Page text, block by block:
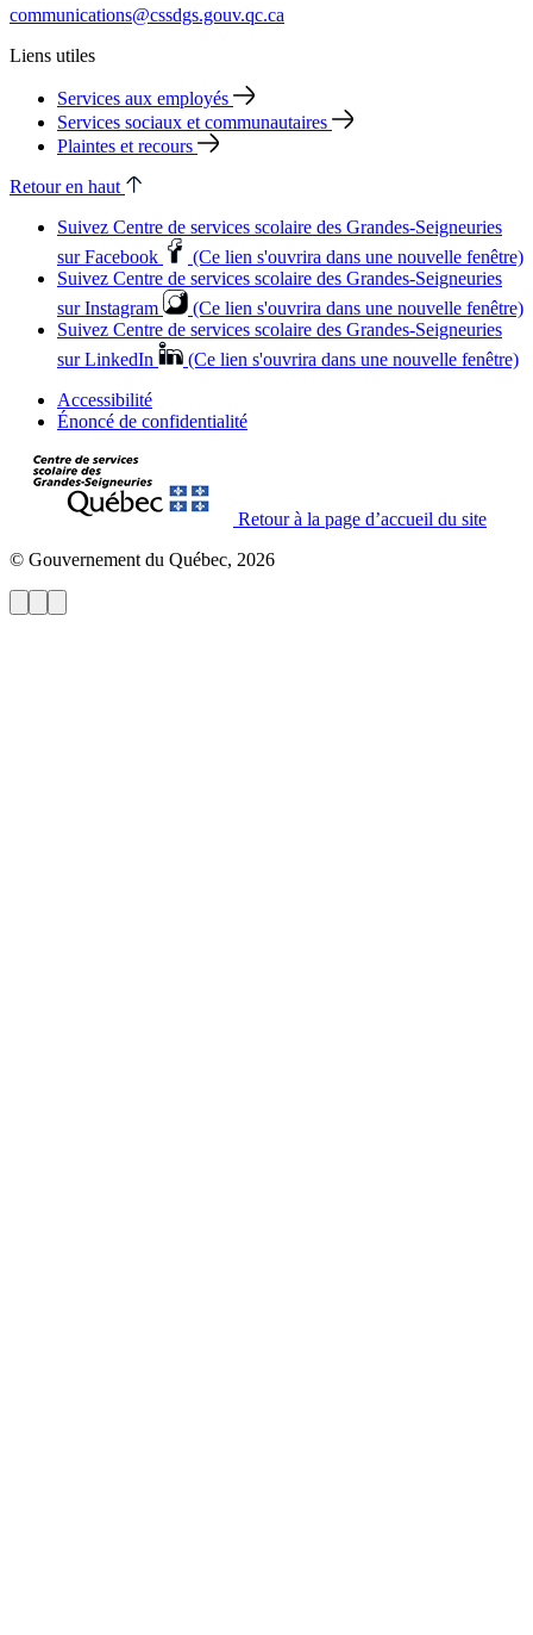
communications@cssdgs.gouv.qc.ca
Liens utiles
Services aux employés
Services sociaux et communautaires
Plaintes et recours
Retour en haut
Suivez Centre de services scolaire des Grandes‑Seigneuries
sur Facebook
(Ce lien s'ouvrira dans une nouvelle fenêtre)
Suivez Centre de services scolaire des Grandes‑Seigneuries
sur Instagram
(Ce lien s'ouvrira dans une nouvelle fenêtre)
Suivez Centre de services scolaire des Grandes‑Seigneuries
sur LinkedIn
(Ce lien s'ouvrira dans une nouvelle fenêtre)
Accessibilité
Énoncé de confidentialité
Retour à la page d’accueil du site
© Gouvernement du Québec, 2026